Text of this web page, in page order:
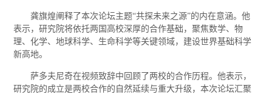
龚旗煌阐释了本次论坛主题“共探未来之源”的内在意涵。他
表示，研究院将依托两国高校深厚的合作基础，聚焦数学、物
理、化学、地球科学、生命科学等关键领域，建设世界基础科学
新高地。
萨多夫尼奇在视频致辞中回顾了两校的合作历程。他表示，
研究院的成立是两校合作的自然延续与重大升级，本次论坛汇聚